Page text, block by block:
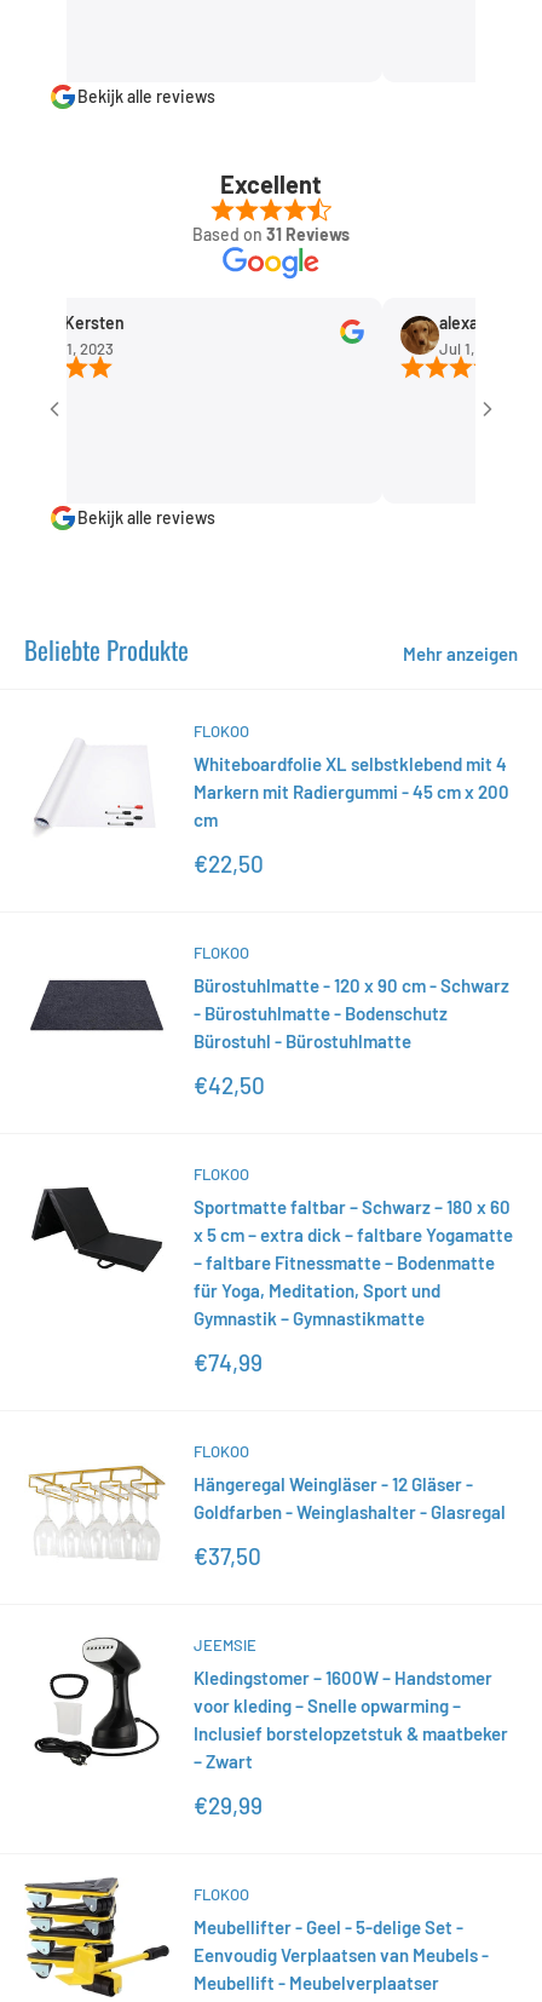
Bekijk alle reviews
Excellent
Based on 31 Reviews
Rob Kersten
Sep 11, 2023
alexandra
Jul 1, 2023
Bekijk alle reviews
Beliebte Produkte Mehr anzeigen
FLOKOO
Whiteboardfolie XL selbstklebend mit 4
Markern mit Radiergummi - 45 cm x 200
cm
Sonderpreis
€22,50
FLOKOO
Bürostuhlmatte - 120 x 90 cm - Schwarz
- Bürostuhlmatte - Bodenschutz
Bürostuhl - Bürostuhlmatte
Sonderpreis
€42,50
FLOKOO
Sportmatte faltbar – Schwarz – 180 x 60
x 5 cm – extra dick – faltbare Yogamatte
– faltbare Fitnessmatte – Bodenmatte
für Yoga, Meditation, Sport und
Gymnastik – Gymnastikmatte
Sonderpreis
€74,99
FLOKOO
Hängeregal Weingläser - 12 Gläser -
Goldfarben - Weinglashalter - Glasregal
Sonderpreis
€37,50
JEEMSIE
Kledingstomer – 1600W – Handstomer
voor kleding – Snelle opwarming –
Inclusief borstelopzetstuk & maatbeker
– Zwart
Sonderpreis
€29,99
FLOKOO
Meubellifter - Geel - 5-delige Set -
Eenvoudig Verplaatsen van Meubels -
Meubellift - Meubelverplaatser